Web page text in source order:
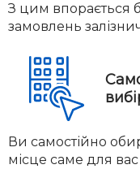
З цим впорається
замовлень
Ви самостійно
місце саме для